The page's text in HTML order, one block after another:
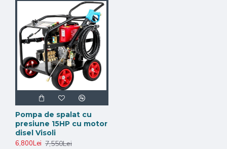
Pompa de spalat cu
presiune 15HP cu motor
disel Visoli
6,800Lei 7,550Lei